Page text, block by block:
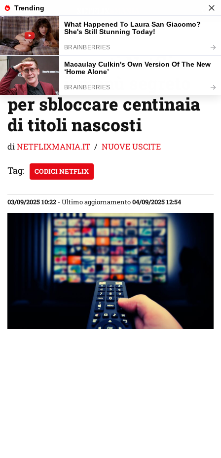
Vai
al
contenuto
Codici segreti Netflix:
scopri il menù segreto
per sbloccare centinaia
di titoli nascosti
di NETFLIXMANIA.IT NUOVE USCITE
Tag: CODICI NETFLIX
03/09/2025 10:22 - Ultimo aggiornamento04/09/2025 12:54